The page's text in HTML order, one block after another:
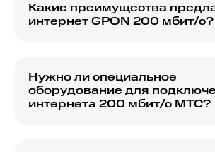
Какие преимущества
интернет GPON 200 мбит/с?
Нужно ли специальное
оборудование для
интернета 200 мбит/с МТС?